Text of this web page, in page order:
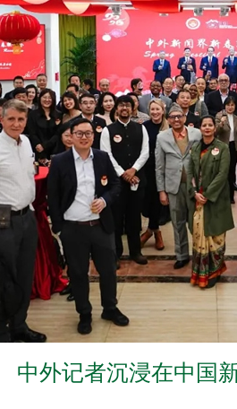
中外记者沉浸在中国